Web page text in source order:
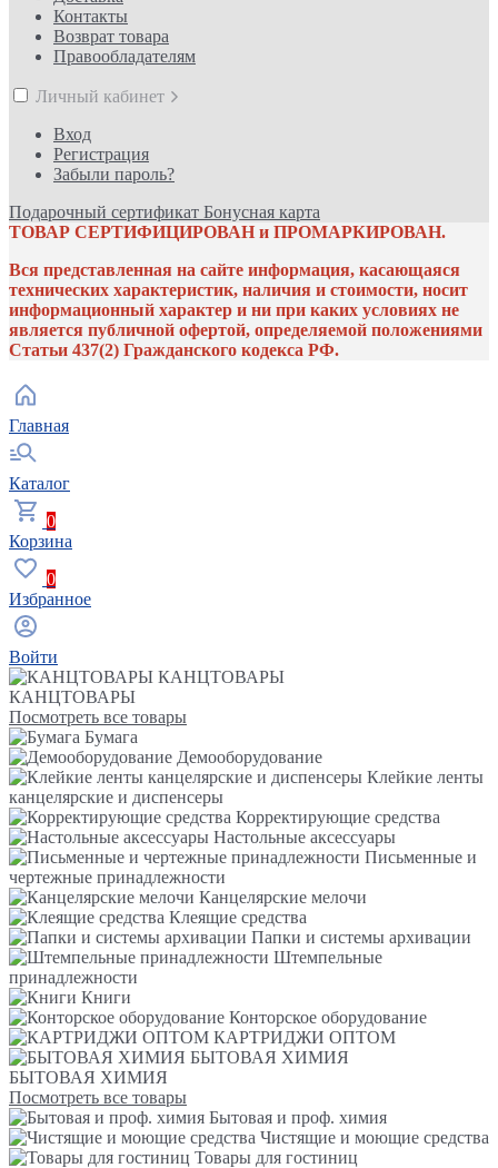
Контакты
Возврат товара
Правообладателям
Личный кабинет
Вход
Регистрация
Забыли пароль?
Подарочный сертификат Бонусная карта
ТОВАР СЕРТИФИЦИРОВАН и ПРОМАРКИРОВАН.
Вся представленная на сайте информация, касающаяся
технических характеристик, наличия и стоимости, носит
информационный характер и ни при каких условиях не
является публичной офертой, определяемой положениями
Статьи 437(2) Гражданского кодекса РФ.
Главная
Каталог
0
Корзина
0
Избранное
Войти
КАНЦТОВАРЫ
КАНЦТОВАРЫ
Посмотреть все товары
Бумага
Демооборудование
Клейкие ленты
канцелярские и диспенсеры
Корректирующие средства
Настольные аксессуары
Письменные и
чертежные принадлежности
Канцелярские мелочи
Клеящие средства
Папки и системы архивации
Штемпельные
принадлежности
Книги
Конторское оборудование
КАРТРИДЖИ ОПТОМ
БЫТОВАЯ ХИМИЯ
БЫТОВАЯ ХИМИЯ
Посмотреть все товары
Бытовая и проф. химия
Чистящие и моющие средства
Товары для гостиниц